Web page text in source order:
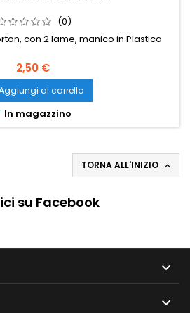
(0)
con 2 lame, manico in Plastica
2,50 €
al carrello
In magazzino
TORNA ALL'INIZIO 
su Facebook

